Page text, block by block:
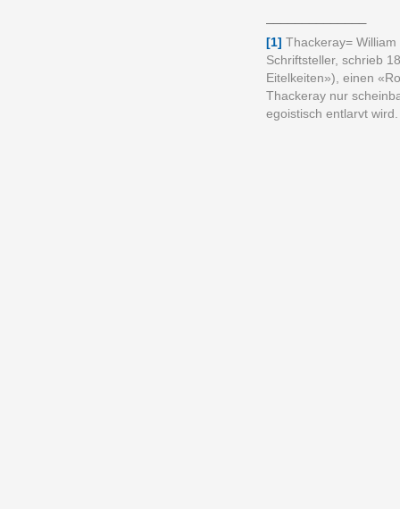
[1] Thackeray=
Schriftsteller, schrieb
Eitelkeiten»), einen
Thackeray nur
egoistisch entlarvt wird.